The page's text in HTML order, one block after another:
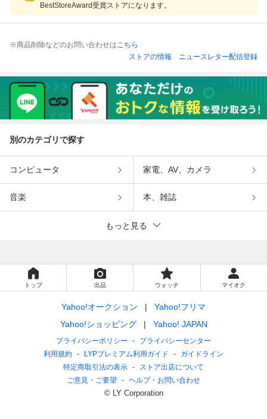
BestStoreAward受賞ストアになります。
※商品削除などのお問い合わせはこちら
ストアの情報
ニュースレター配信登録
別のカテゴリで探す
コンピュータ 家電、AV、カメラ
音楽 本、雑誌
もっと見る
トップ 出品 ウォッチ マイオク
Yahoo!オークション
Yahoo!フリマ
Yahoo!ショッピング
Yahoo! JAPAN
プライバシーポリシー
プライバシーセンター
利用規約
LYPプレミアム利用ガイド
ガイドライン
特定商取引法の表示
ストア出店について
ご意見・ご要望
ヘルプ・お問い合わせ
© LY Corporation